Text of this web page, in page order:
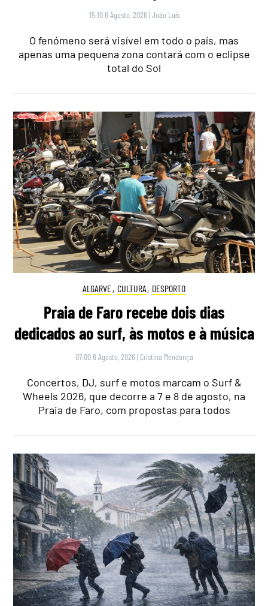
15:10 6 Agosto, 2026 |João Luís
O fenómeno será visível em todo o país, mas
apenas uma pequena zona contará com o eclipse
total do Sol
ALGARVE, CULTURA, DESPORTO
Praia de Faro recebe dois dias
dedicados ao surf, às motos e à música
07:00 6 Agosto, 2026 | Cristina Mendonça
Concertos, DJ, surf e motos marcam o Surf &
Wheels 2026, que decorre a 7 e 8 de agosto, na
Praia de Faro, com propostas para todos